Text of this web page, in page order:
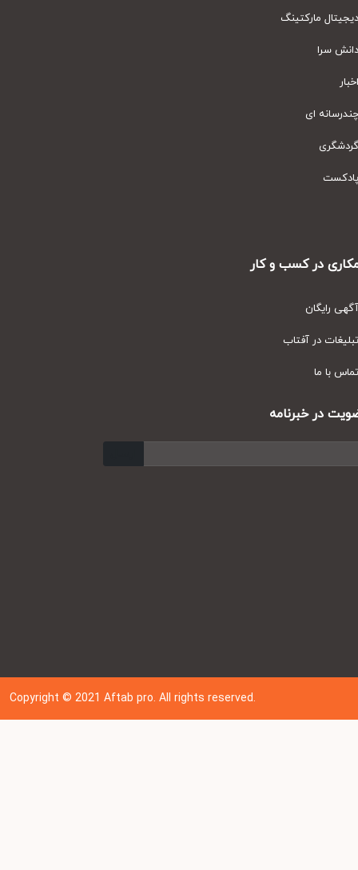
مارکتینگ
سرا
ای
در کسب و کار
رایگان
در آفتاب
با ما
در خبرنامه
Copyright © 202 1Aftab pro. All rights reserved.